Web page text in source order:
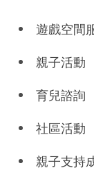
遊戲空間
親子活動
育兒諮詢
社區活動
親子支持